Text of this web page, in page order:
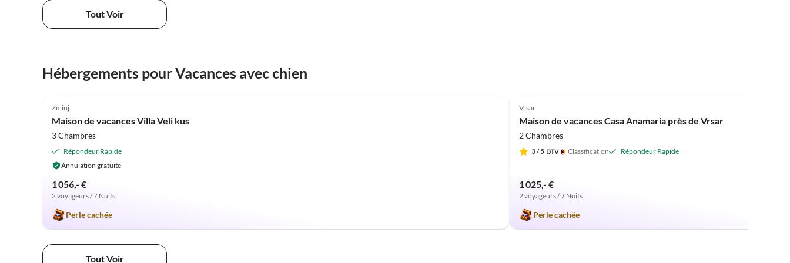
Tout Voir
Hébergements pour Vacances avec chien
Zminj
Maison de vacances Villa Veli kus
3 Chambres
Répondeur Rapide
Annulation gratuite
1 056,- €
2 voyageurs / 7 Nuits
Perle cachée
Vrsar
Maison de vacances Casa Anamaria près de Vrsar
2 Chambres
3/ 5 Classification Répondeur Rapide
1 025,- €
2 voyageurs / 7 Nuits
Perle cachée
Tout Voir